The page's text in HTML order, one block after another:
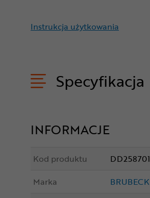
Instrukcja użytkowania
Specyfikacja
INFORMACJE
Kod produktu
DD258701
Marka
BRUBECK